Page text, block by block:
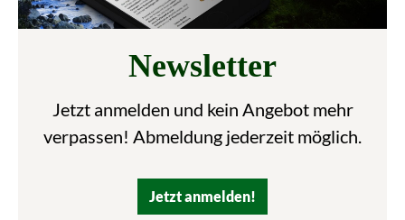
Newsletter
Jetzt anmelden und kein Angebot mehr
verpassen! Abmeldung jederzeit möglich.
Jetzt anmelden!